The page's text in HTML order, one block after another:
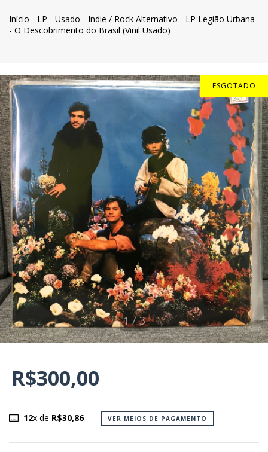
Início - LP - Usado - Indie / Rock Alternativo - LP Legião Urbana
- O Descobrimento do Brasil (Vinil Usado)
ESGOTADO
1/3
R$300,00
12x de R$30,86 VER MEIOS DE PAGAMENTO